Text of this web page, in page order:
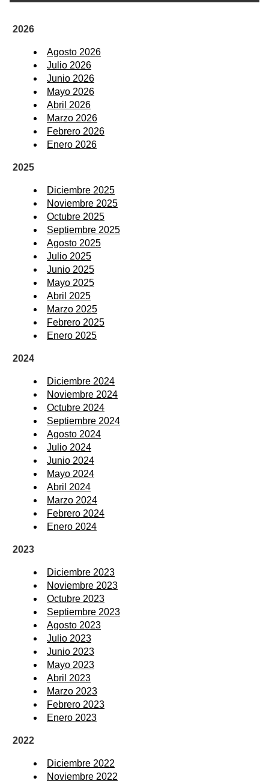
2026
Agosto 2026
Julio 2026
Junio 2026
Mayo 2026
Abril 2026
Marzo 2026
Febrero 2026
Enero 2026
2025
Diciembre 2025
Noviembre 2025
Octubre 2025
Septiembre 2025
Agosto 2025
Julio 2025
Junio 2025
Mayo 2025
Abril 2025
Marzo 2025
Febrero 2025
Enero 2025
2024
Diciembre 2024
Noviembre 2024
Octubre 2024
Septiembre 2024
Agosto 2024
Julio 2024
Junio 2024
Mayo 2024
Abril 2024
Marzo 2024
Febrero 2024
Enero 2024
2023
Diciembre 2023
Noviembre 2023
Octubre 2023
Septiembre 2023
Agosto 2023
Julio 2023
Junio 2023
Mayo 2023
Abril 2023
Marzo 2023
Febrero 2023
Enero 2023
2022
Diciembre 2022
Noviembre 2022